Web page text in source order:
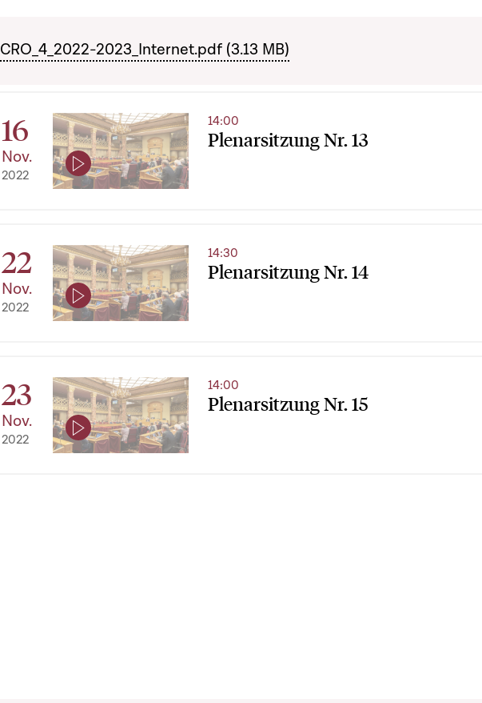
CRO_4_2022-2023_Internet.pdf (3.13 MB)
16
Nov.
2022
Plenarsitzung Nr. 13
14:00
22
Nov.
2022
Plenarsitzung Nr. 14
14:30
23
Nov.
2022
Plenarsitzung Nr. 15
14:00